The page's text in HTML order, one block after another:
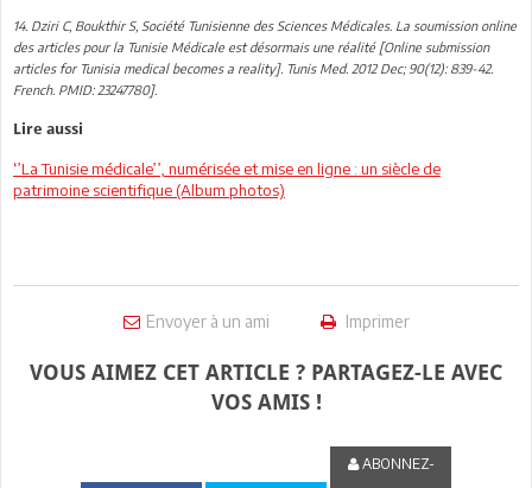
14. Dziri C, Boukthir S, Société Tunisienne des Sciences Médicales. La soumission online
des articles pour la Tunisie Médicale est désormais une réalité [Online submission
articles for Tunisia medical becomes a reality]. Tunis Med. 2012 Dec; 90(12): 839-42.
French. PMID: 23247780].
Lire aussi
‘’La Tunisie médicale’’, numérisée et mise en ligne : un siècle de
patrimoine scientifique (Album photos)
Envoyer à un ami Imprimer
VOUS AIMEZ CET ARTICLE ? PARTAGEZ-LE AVEC
VOS AMIS !
ABONNEZ-